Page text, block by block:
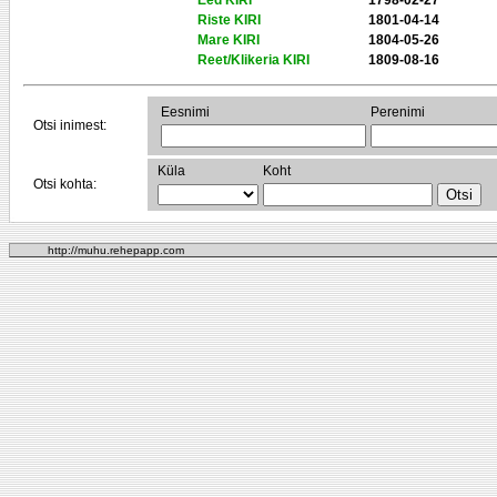
Riste KIRI
1801-04-14
Mare KIRI
1804-05-26
Reet/Klikeria KIRI
1809-08-16
Otsi inimest:
Eesnimi Perenimi
Otsi kohta:
Küla Koht
http://muhu.rehepapp.com